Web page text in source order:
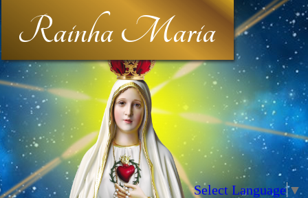
Rainha Maria
Select Language▼